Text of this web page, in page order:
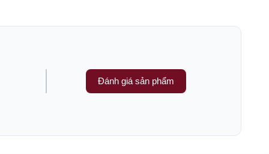
Đánh giá sản phẩm